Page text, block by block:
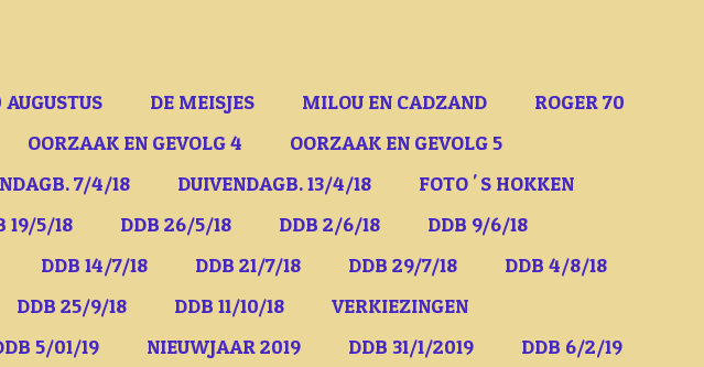
DE MEISJES MILOU EN CADZAND
ROGER 70
OORZAAK EN GEVOLG 4
OORZAAK EN GEVOLG 5
7/4/18 DUIVENDAGB. 13/4/18
FOTO ' S HOKKEN
19/5/18 DDB 26/5/18 DDB 2/6/18
DDB 9/6/18
DDB 14/7/18 DDB 21/7/18 DDB 29/7/18
DDB 4/8/18
DDB 25/9/18 DDB 11/10/18
VERKIEZINGEN
5/01/19 NIEUWJAAR 2019 DDB 31/1/2019
DDB 6/2/19